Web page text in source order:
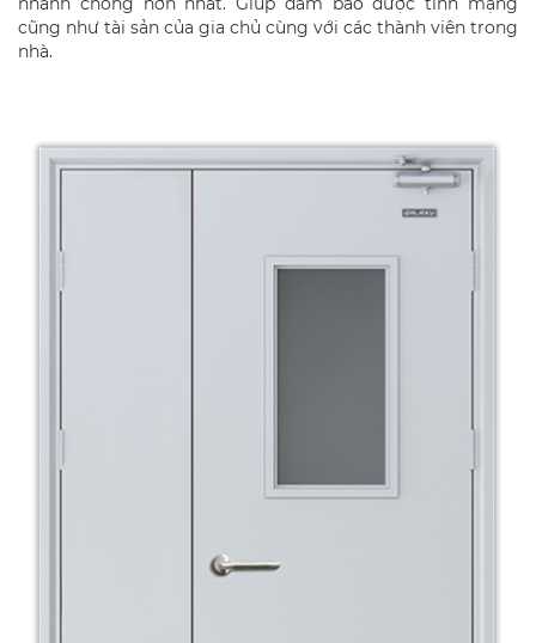
cũng như tài sản của gia chủ cùng với các thành viên trong
nhà.